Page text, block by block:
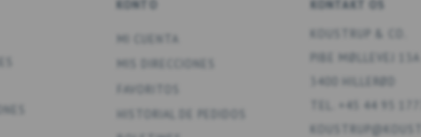
KONTO
MI CUENTA
MIS DIRECCIONES
HISTORIAL DE PEDIDOS
KONTAKT OS
PIBE MØLLEVEJ 13A
3400 HILLERØD
TEL. +45 44 95 1777